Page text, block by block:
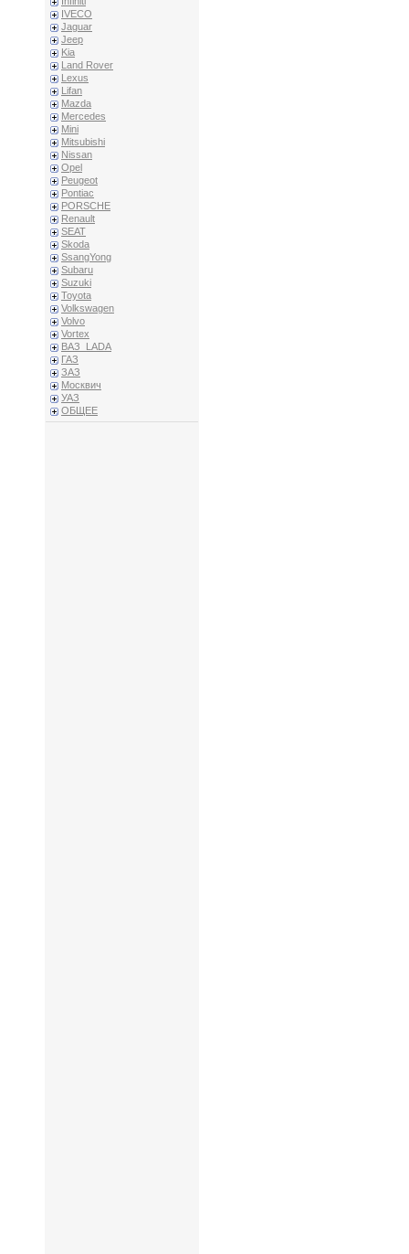
IVECO
Jaguar
Jeep
Kia
Land Rover
Lexus
Lifan
Mazda
Mercedes
Mini
Mitsubishi
Nissan
Opel
Peugeot
Pontiac
PORSCHE
Renault
SEAT
Skoda
SsangYong
Subaru
Suzuki
Toyota
Volkswagen
Volvo
Vortex
ВАЗ_LADA
ГАЗ
ЗАЗ
Москвич
УАЗ
ОБЩЕЕ